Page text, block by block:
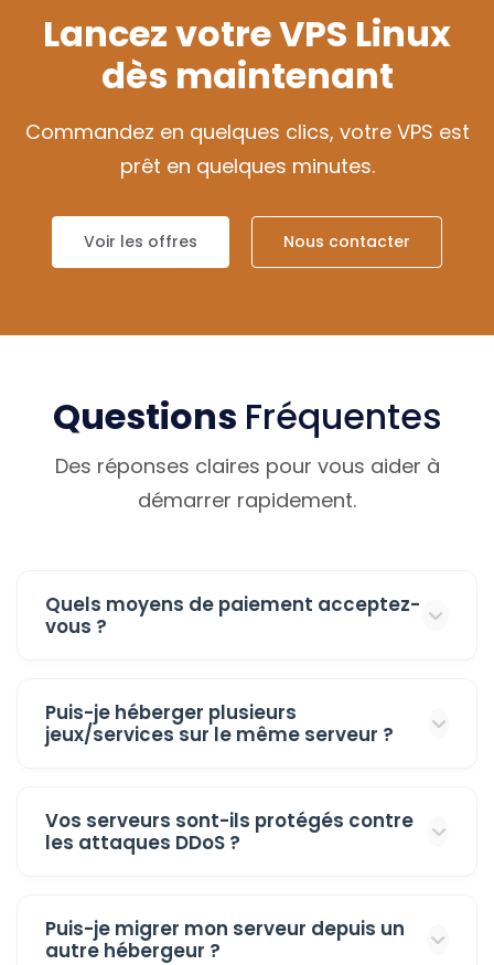
Lancez votre VPS Linux
dès maintenant
Commandez en quelques clics, votre VPS est
prêt en quelques minutes.
Voir les offres Nous contacter
Questions Fréquentes
Des réponses claires pour vous aider à
démarrer rapidement.
Quels moyens de paiement acceptez-
vous ?
Puis-je héberger plusieurs
jeux/services sur le même serveur ?
Vos serveurs sont-ils protégés contre
les attaques DDoS ?
Puis-je migrer mon serveur depuis un
autre hébergeur ?